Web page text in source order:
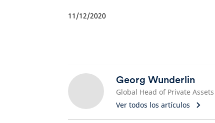
11/12/2020
Georg Wunderlin
Global Head of Private Assets
Ver todos los artículos